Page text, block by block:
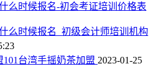
么时候报名-初会考证培训价格表
么时候报名_初级会计师培训机构
台湾手摇奶茶加盟 2023-01-25